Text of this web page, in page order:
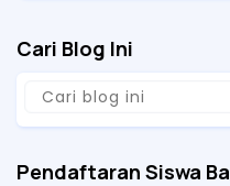
Cari Blog Ini
Pendaftaran Siswa